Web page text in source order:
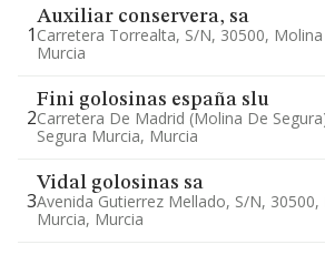
1
Auxiliar conservera, sa
Carretera Torrealta, S/n, 30500,
Murcia
2
Fini golosinas españa slu
Carretera De Madrid (molina De
Segura Murcia, Murcia
3
Vidal golosinas sa
Avenida Gutierrez Mellado, S/n, 30500,
Murcia, Murcia